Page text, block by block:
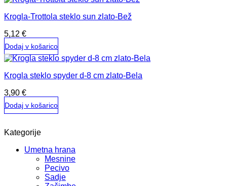
Krogla-Trottola steklo sun zlato-Bež
5,12 €
Dodaj v košarico
Krogla steklo spyder d-8 cm zlato-Bela
3,90 €
Dodaj v košarico
Kategorije
Umetna hrana
Mesnine
Pecivo
Sadje